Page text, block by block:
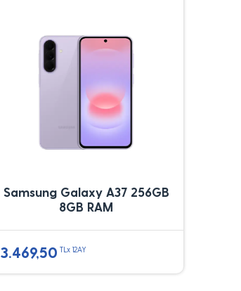
Samsung Galaxy A37 256GB
8GB RAM
3.469,50 TLx 12AY